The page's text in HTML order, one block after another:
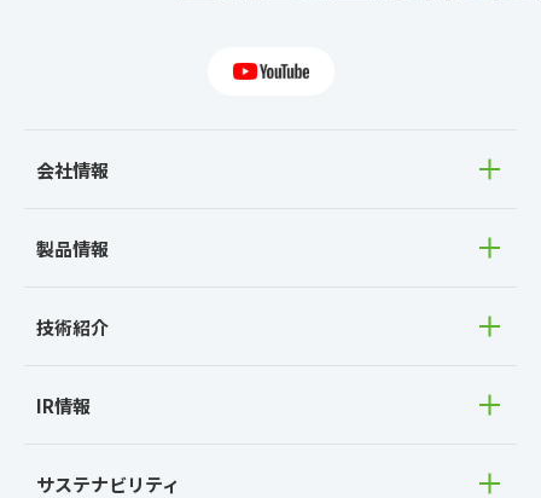
2011
会社情報
製品情報
技術紹介
IR情報
サステナビリティ